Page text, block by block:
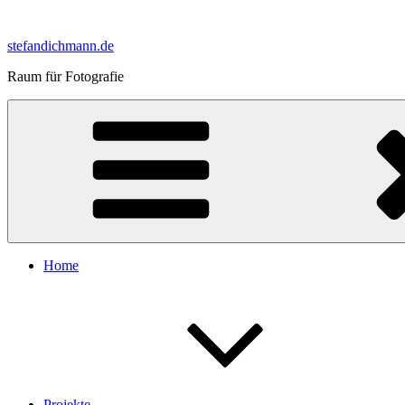
springen
stefandichmann.de
Raum für Fotografie
Home